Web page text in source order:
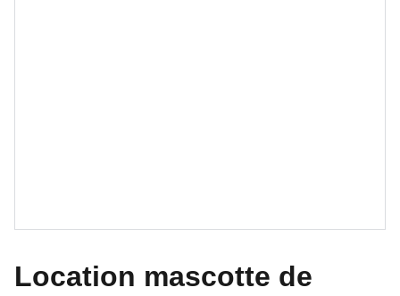
Location mascotte de